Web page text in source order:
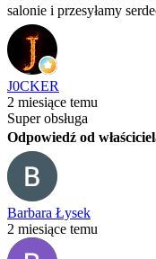
salonie i przesyłamy
J0CKER
2 miesiące temu
Super obsługa
Odpowiedź od
Barbara Łysek
2 miesiące temu